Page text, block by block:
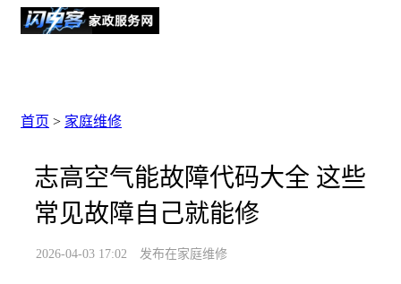
首页 > 家庭维修
志高空气能故障代码大全 这些
常见故障自己就能修
2026-04-03 17:02 发布在家庭维修